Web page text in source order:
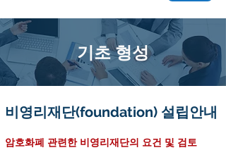
기초 형성
비영리재단(foundation) 설립안내
암호화폐 관련한 비영리재단의 요건 및 검토